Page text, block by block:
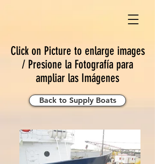
Click on Picture to enlarge images
/ Presione la Fotografía para
ampliar las Imágenes
Back to Supply Boats